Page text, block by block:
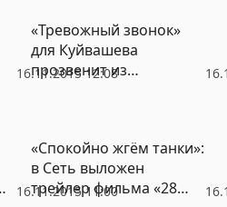
выборах-2016
16.11.2015 12:08
«Тревожный звонок»
для Куйвашева
прозвенит из
16.11.2015 11:00
«Спокойно жгём танки»:
в Сеть выложен
трейлер фильма «28